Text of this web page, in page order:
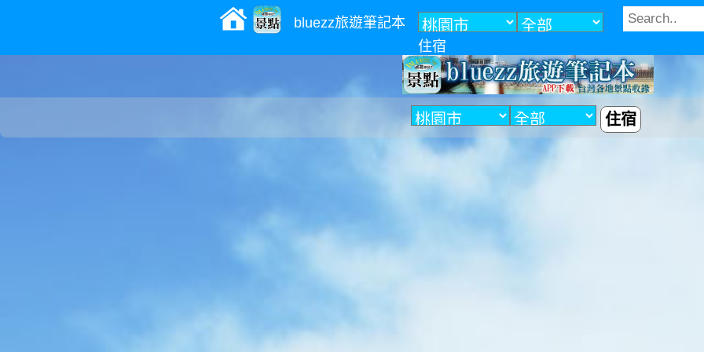
bluezz旅遊筆記本
住宿
住宿